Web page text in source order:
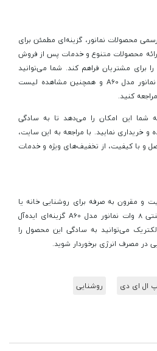
محصولات نمانور، گزینه‌ای مطمئن برای
محصولات متنوع و خدمات پس از فروش
برای مشتریان فراهم کند. شما می‌توانید
جهت خرید لامپ فیلامنتی 8 وات نمانور مدل A60 و همچنین مشاهده لیست
کنید.
شما این امکان را می‌دهد تا به سادگی
خریداری نمایید. با مراجعه به این سایت،
و با کیفیت، از تخفیف‌های ویژه و خدمات
و مقرون به صرفه برای روشنایی خانه یا
محل کار خود هستید، لامپ فیلامنتی 8 وات نمانور مدل A60 گزینه‌ای ایده‌آل
می‌توانید به سادگی این محصول را
در مصرف انرژی برخوردار شوید.
ال ای دی روشنایی